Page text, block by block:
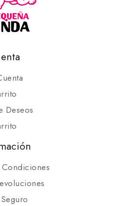
Deseos